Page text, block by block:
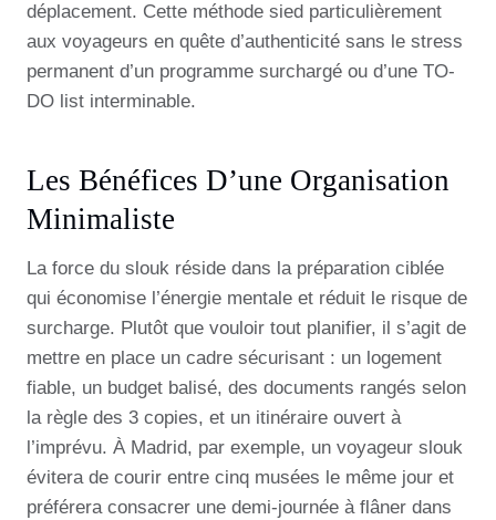
déplacement. Cette méthode sied particulièrement
aux voyageurs en quête d’authenticité sans le stress
permanent d’un programme surchargé ou d’une TO-
DO list interminable.
Les Bénéfices D’une Organisation
Minimaliste
La force du slouk réside dans la préparation ciblée
qui économise l’énergie mentale et réduit le risque de
surcharge. Plutôt que vouloir tout planifier, il s’agit de
mettre en place un cadre sécurisant : un logement
fiable, un budget balisé, des documents rangés selon
la règle des 3 copies, et un itinéraire ouvert à
l’imprévu. À Madrid, par exemple, un voyageur slouk
évitera de courir entre cinq musées le même jour et
préférera consacrer une demi-journée à flâner dans